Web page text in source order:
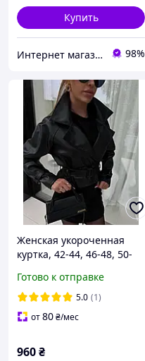
Купить
Интернет магазин Beatrissa-shop 98%
Женская укороченная
куртка, 42-44, 46-48, 50-
Готово к отправке
5.0 (1)
от80₴/мес
960₴